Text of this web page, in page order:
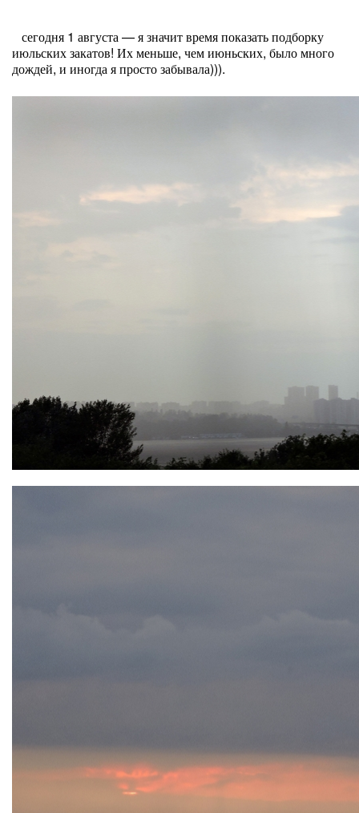
сегодня 1 августа — я значит время показать подборку
июльских закатов! Их меньше, чем июньских, было много
дождей, и иногда я просто забывала))).